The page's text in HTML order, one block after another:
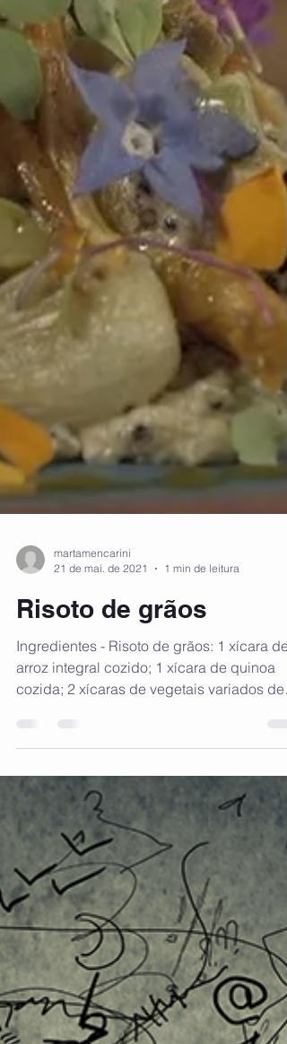
martamencarini
21 de mai. de 2021
1 min de leitura
arroz integral cozido; 1 xícara de quinoa
cozida; 2 xícaras de vegetais variados de
sua...